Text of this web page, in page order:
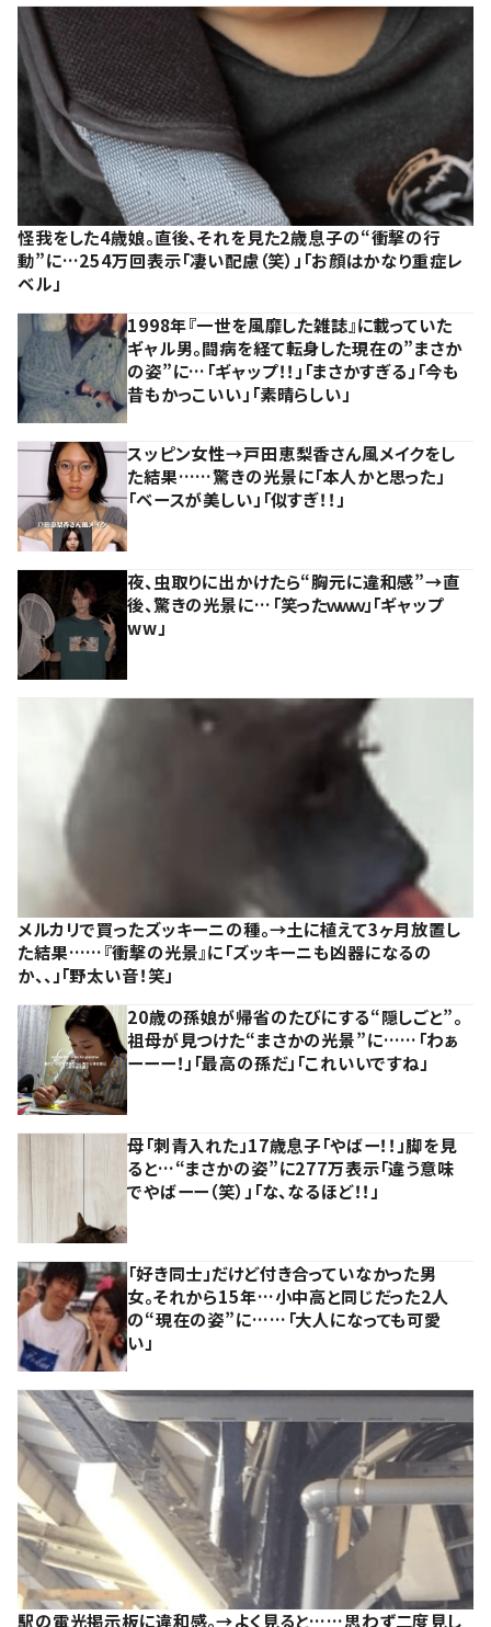
怪我をした4歳娘。直後、それを見た2歳息子の“衝撃の行
動”に…254万回表示「凄い配慮（笑）」「お顔はかなり重症レ
ベル」
1998年『一世を風靡した雑誌』に載っていた
ギャル男。闘病を経て転身した現在の”まさか
の姿”に…「ギャップ！！」「まさかすぎる」「今も
昔もかっこいい」「素晴らしい」
スッピン女性→戸田恵梨香さん風メイクをし
た結果……驚きの光景に「本人かと思った」
「ベースが美しい」「似すぎ！！」
夜、虫取りに出かけたら“胸元に違和感”→直
後、驚きの光景に…「笑ったｗｗｗ」「ギャップ
ww」
メルカリで買ったズッキーニの種。→土に植えて3ヶ月放置し
た結果……『衝撃の光景』に「ズッキーニも凶器になるの
か、、」「野太い音！笑」
20歳の孫娘が帰省のたびにする“隠しごと”。
祖母が見つけた“まさかの光景”に……「わぁ
ーーー！」「最高の孫だ」「これいいですね」
母「刺青入れた」17歳息子「やばー！！」脚を見
ると…“まさかの姿”に277万表示「違う意味
でやばーー（笑）」「な、なるほど！！」
「好き同士」だけど付き合っていなかった男
女。それから15年…小中高と同じだった2人
の“現在の姿”に……「大人になっても可愛
い」
駅の電光掲示板に違和感。→よく見ると……思わず二度見し